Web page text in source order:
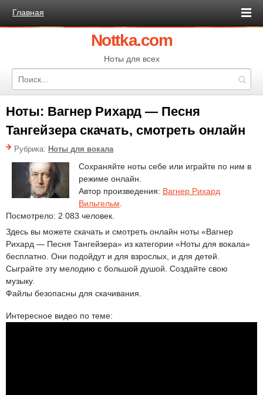
Главная
Nottka.com
Ноты для всех
Ноты: Вагнер Рихард — Песня
Тангейзера скачать, смотреть онлайн
Рубрика: Ноты для вокала
Сохраняйте ноты себе или играйте по ним в
режиме онлайн.
Автор произведения: Вагнер Рихард
Вильгельм
Посмотрело: 2 083 человек.
Здесь вы можете скачать и смотреть онлайн ноты «Вагнер
Рихард — Песня Тангейзера» из категории «Ноты для вокала»
бесплатно. Они подойдут и для взрослых, и для детей.
Сыграйте эту мелодию с большой душой. Создайте свою
музыку.
Файлы безопасны для скачивания.
Интересное видео по теме: